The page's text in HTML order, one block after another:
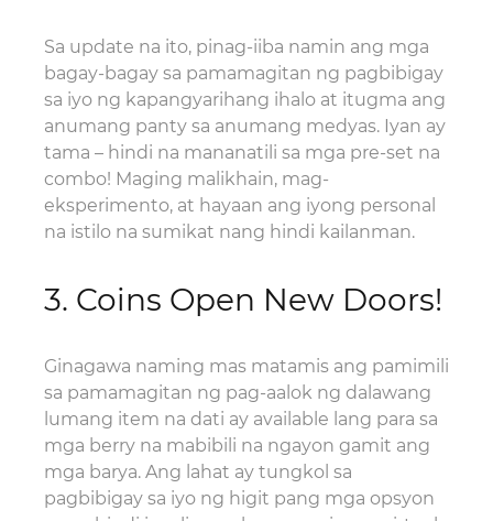
Sa update na ito, pinag-iiba namin ang mga
bagay-bagay sa pamamagitan ng pagbibigay
sa iyo ng kapangyarihang ihalo at itugma ang
anumang panty sa anumang medyas. Iyan ay
tama – hindi na mananatili sa mga pre-set na
combo! Maging malikhain, mag-
eksperimento, at hayaan ang iyong personal
na istilo na sumikat nang hindi kailanman.
3. Coins Open New Doors!
Ginagawa naming mas matamis ang pamimili
sa pamamagitan ng pag-aalok ng dalawang
lumang item na dati ay available lang para sa
mga berry na mabibili na ngayon gamit ang
mga barya. Ang lahat ay tungkol sa
pagbibigay sa iyo ng higit pang mga opsyon